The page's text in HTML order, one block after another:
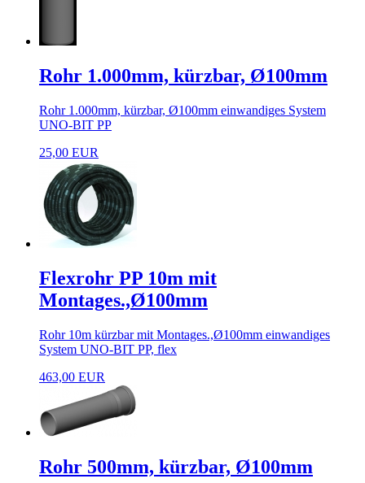
Rohr 1.000mm, kürzbar, Ø100mm
Rohr 1.000mm, kürzbar, Ø100mm einwandiges System
UNO-BIT PP
25,00 EUR
Flexrohr PP 10m mit
Montages.,Ø100mm
Rohr 10m kürzbar mit Montages.,Ø100mm einwandiges
System UNO-BIT PP, flex
463,00 EUR
Rohr 500mm, kürzbar, Ø100mm